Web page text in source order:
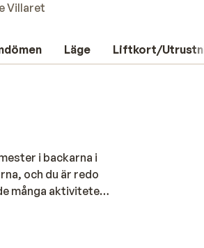
Villaret
Läge Liftkort/
i backarna i
och du är redo
många aktiviteter
Residence Villaret